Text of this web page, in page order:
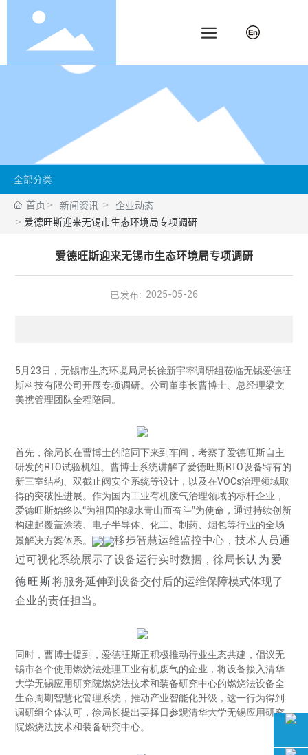
全部分类
首页 新闻资讯
企业动态
爱德旺斯迎来无锡市生态环境局专项调研
爱德旺斯迎来无锡市生态环境局专项调研
已发布: 2025-05-26
5月23日，无锡市生态环境局局长徐新宇率调研组莅临无锡爱德旺
斯科技有限公司开展专项调研。公司董事长曹博士、总经理梁文
美携管理团队全程陪同。
首先，徐局长在曹博士的陪同下来到车间，考察了爱德旺斯自主
研发的RTO试验机组。曹博士系统讲解了爱德旺斯RTO设备特有的
新三室结构、双截止阀安全系统等设计，以及在VOCs治理领域取
得的突破性进展。作为国内工业有机废气治理领域的标杆企业，
爱德旺斯始终以“为祖国的绿水青山而奋斗”为使命，通过持续创新
构建起覆盖涂装、电子半导体、化工、制药、烟包等行业的全场
景解决方案体系。
移步智慧运维监控中心，技术人员通
过可视化系统展示了设备运行实时数据，徐局长认为爱
德旺斯将服务延伸到设备交付后的运维保障模式体现了
企业的责任担当。
同时，曹博士提到，爱德旺斯正积极推动行业生态共建，倡议无
锡市各个使用燃烧法处理工业有机废气的企业，将设备接入清华
大学无锡应用研究院燃烧法技术和装备研究中心的燃烧法设备全
生命周期智慧化管理系统，推动产业智能化升级，这一行为得到
调研组全体认可，徐局长提出要择日参观清华大学无锡应用研究
院燃烧法技术和装备研究中心。